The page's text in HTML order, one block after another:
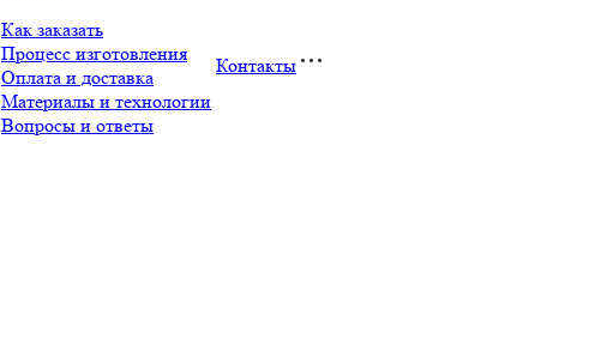
Как заказать
Процесс изготовления
Оплата и доставка
Материалы и технологии
Вопросы и ответы
Контакты